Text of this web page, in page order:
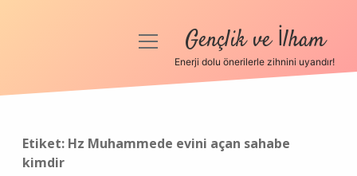
Anasayfa
Yasal Uyarı
menüyüGençlik ve İlham
Enerji dolu önerilerle zihnini uyandır!
Etiket: Hz Muhammede evini açan sahabe
kimdir